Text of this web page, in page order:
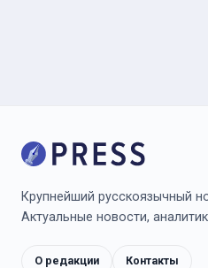
Крупнейший русскоязычный
Актуальные новости,
О редакции Контакты